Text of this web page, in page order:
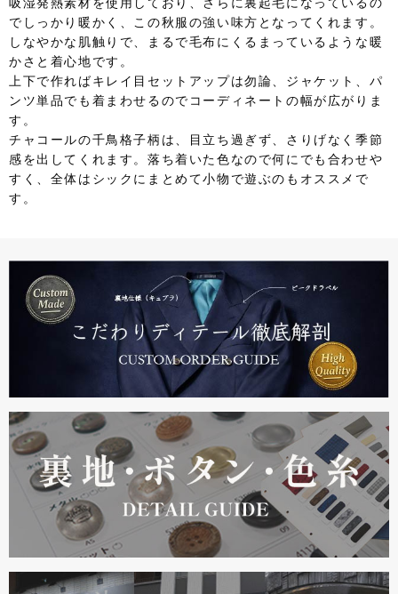
でしっかり暖かく、この秋服の強い味方となってくれます。
しなやかな肌触りで、まるで毛布にくるまっているような暖
かさと着心地です。
上下で作ればキレイ目セットアップは勿論、ジャケット、パ
ンツ単品でも着まわせるのでコーディネートの幅が広がりま
す。
チャコールの千鳥格子柄は、目立ち過ぎず、さりげなく季節
感を出してくれます。落ち着いた色なので何にでも合わせや
すく、全体はシックにまとめて小物で遊ぶのもオススメで
す。